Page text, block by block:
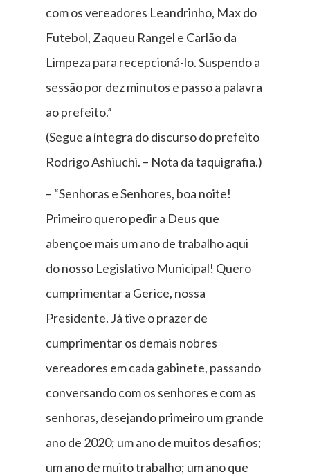
com os vereadores Leandrinho, Max do
Futebol, Zaqueu Rangel e Carlão da
Limpeza para recepcioná-lo. Suspendo a
sessão por dez minutos e passo a palavra
ao prefeito.”
(Segue a íntegra do discurso do prefeito
Rodrigo Ashiuchi. – Nota da taquigrafia.)
– “Senhoras e Senhores, boa noite!
Primeiro quero pedir a Deus que
abençoe mais um ano de trabalho aqui
do nosso Legislativo Municipal! Quero
cumprimentar a Gerice, nossa
Presidente. Já tive o prazer de
cumprimentar os demais nobres
vereadores em cada gabinete, passando
conversando com os senhores e com as
senhoras, desejando primeiro um grande
ano de 2020; um ano de muitos desafios;
um ano de muito trabalho; um ano que